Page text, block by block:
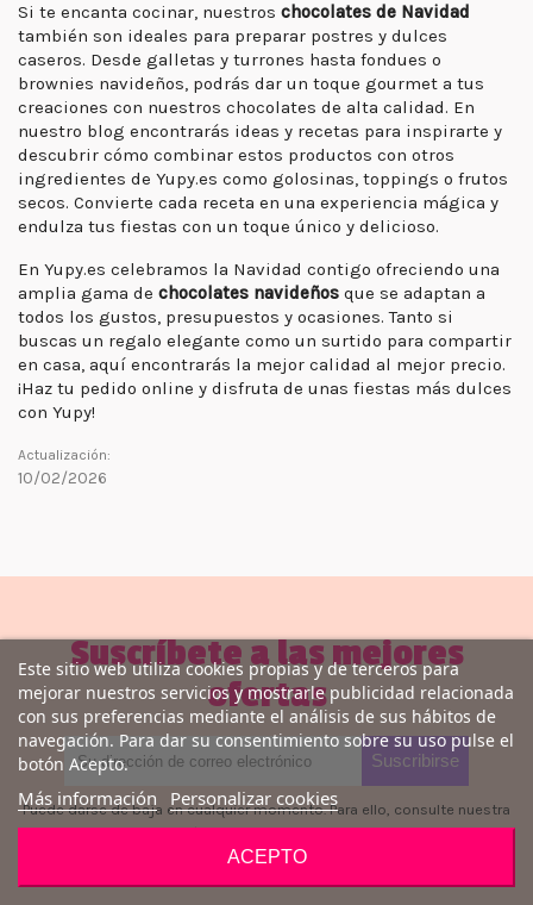
Si te encanta cocinar, nuestros chocolates de Navidad
también son ideales para preparar postres y dulces
caseros. Desde galletas y turrones hasta fondues o
brownies navideños, podrás dar un toque gourmet a tus
creaciones con nuestros chocolates de alta calidad. En
nuestro blog encontrarás ideas y recetas para inspirarte y
descubrir cómo combinar estos productos con otros
ingredientes de Yupy.es como golosinas, toppings o frutos
secos. Convierte cada receta en una experiencia mágica y
endulza tus fiestas con un toque único y delicioso.
En Yupy.es celebramos la Navidad contigo ofreciendo una
amplia gama de chocolates navideños que se adaptan a
todos los gustos, presupuestos y ocasiones. Tanto si
buscas un regalo elegante como un surtido para compartir
en casa, aquí encontrarás la mejor calidad al mejor precio.
¡Haz tu pedido online y disfruta de unas fiestas más dulces
con Yupy!
Actualización:
10/02/2026
Suscríbete a las mejores
ofertas
Puede darse de baja en cualquier momento. Para ello, consulte nuestra
información de contacto en el aviso legal.
Acepto las condiciones generales y la política de confidencialidad
Este sitio web utiliza cookies propias y de terceros para
mejorar nuestros servicios y mostrarle publicidad relacionada
con sus preferencias mediante el análisis de sus hábitos de
navegación. Para dar su consentimiento sobre su uso pulse el
botón Acepto.
Más información Personalizar cookies
ACEPTO